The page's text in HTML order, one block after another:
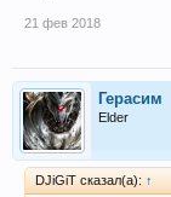
заснято ничего
прилетает
21 фев 2018
Герасим
Elder
DJiGiT сказал(а): ↑